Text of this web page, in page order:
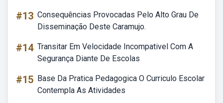
#13 Consequências Provocadas Pelo Alto Grau De
Disseminação Deste Caramujo.
#14 Transitar Em Velocidade Incompativel Com A
Segurança Diante De Escolas
#15 Base Da Pratica Pedagogica O Curriculo Escolar
Contempla As Atividades